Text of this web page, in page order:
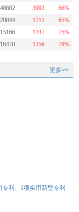
48682 3992
66%
20844 1711
65%
15166 1247
75%
16478 1356 79%
更多>>
利、1项实用新型专利